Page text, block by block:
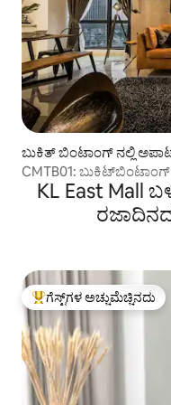
ಬುಕಿತ್ ಬಿಂಟಾಂಗ್ ನಲ್ಲಿ
CMTB01:
ನಿಮಿಷಗಳು
KL East Mall
ಗೆಸ್ಟ್‌ಗಳಿಗೆ ಅತಿ ಹೆಚ್ಚು
ಗೆಸ್ಟ್‌ಗಳ ಅಚ್ಚುಮೆಚ್ಚಿನದು